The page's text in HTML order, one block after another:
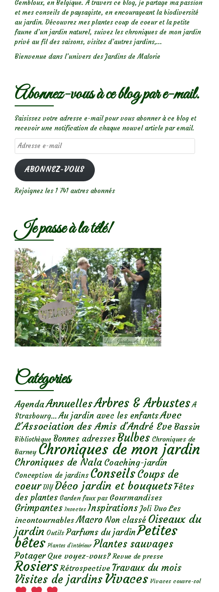
Gembloux, en Belgique. A travers ce blog, je partage ma passion
et mes conseils de paysagiste, en encourageant la biodiversité
au jardin. Découvrez mes plantes coup de coeur et la petite
faune d’un jardin naturel, suivez les chroniques de mon jardin
privé au fil des saisons, visitez d’autres jardins,...
Bienvenue dans l’univers des Jardins de Malorie
Abonnez-vous à ce blog par e-mail.
Saisissez votre adresse e-mail pour vous abonner à ce blog et
recevoir une notification de chaque nouvel article par email.
Adresse
e-
mail
ABONNEZ-VOUS
Rejoignez les 1 741 autres abonnés
Je passe à la télé!
Catégories
AgendaAnnuellesArbres & Arbustes A
Strasbourg... Au jardin avec les enfantsAvec
L'Association des Amis d'André Eve Bassin
Bibliothèque Bonnes adresses Bulbes Chroniques de
Barney Chroniques de mon jardin
Chroniques de Nala Coaching-jardin
Conception de jardins ConseilsCoups de
coeur DIY Déco jardin et bouquetsFêtes
des plantes Garden faux pas Gourmandises
Grimpantes Insectes Inspirations Joli Duo Les
incontournables Macro Non classé Oiseaux du
jardin Outils Parfums du jardinPetites
bêtes Plantes d’intérieur Plantes sauvages
Potager Que voyez-vous? Revue de presse
Rosiers Rétrospective Travaux du mois
Visites de jardins Vivaces Vivaces couvre-sol